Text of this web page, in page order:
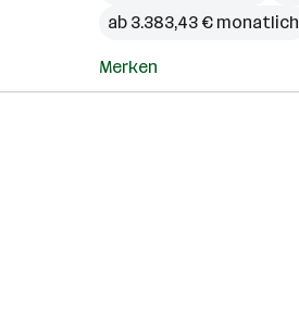
ab 3.383,43 € monatlich
Merken